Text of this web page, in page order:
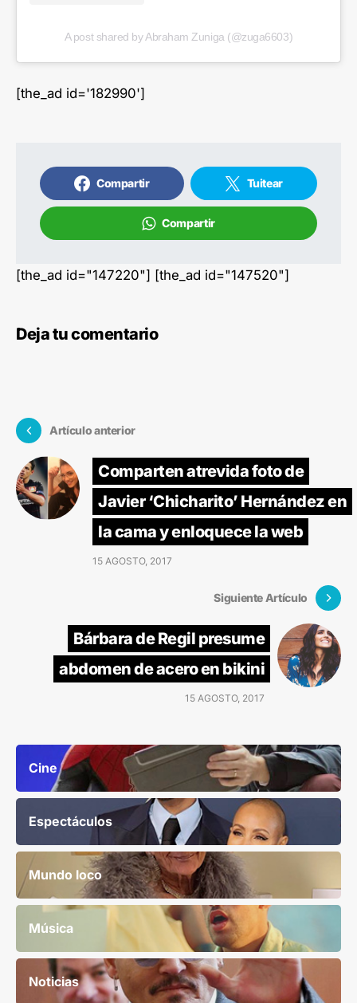
A post shared by Abraham Zuniga (@zuga6603)
[the_ad id='182990']
Compartir Tuitear
Compartir
[the_ad id="147220"] [the_ad id="147520"]
Deja tu comentario
Artículo anterior
Comparten atrevida foto de
Javier ‘Chicharito’ Hernández en
la cama y enloquece la web
15 AGOSTO, 2017
Siguiente Artículo
Bárbara de Regil presume
abdomen de acero en bikini
15 AGOSTO, 2017
Cine
Espectáculos
Mundo loco
Música
Noticias